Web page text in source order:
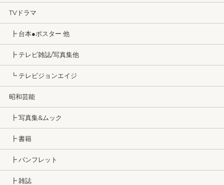
TVドラマ
┣ 台本●ポスター 他
┣ テレビ雑誌/写真集他
┗ テレビジョンエイジ
昭和芸能
┣ 写真集&ムック
┣ 書籍
┣ パンフレット
┣ 雑誌